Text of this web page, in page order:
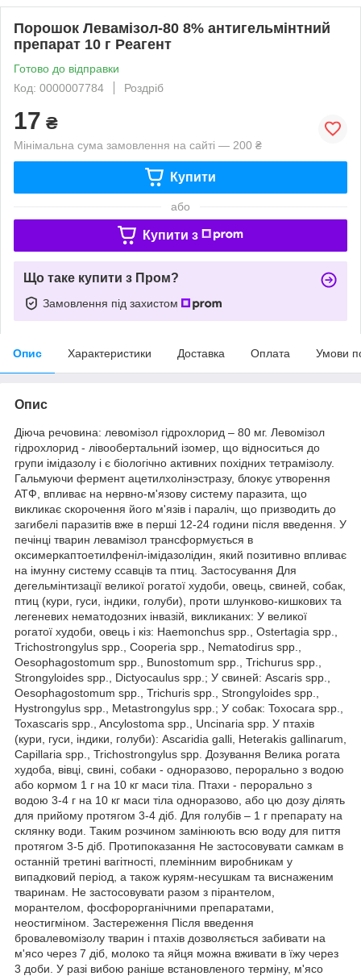
Порошок Левамізол-80 8% антигельмінтний
препарат 10 г Реагент
Готово до відправки
Код: 0000007784
Роздріб
17 ₴
Мінімальна сума замовлення на сайті — 200 ₴
Купити
або
Купити з
Що таке купити з Пром?
Замовлення під захистом
Опис Характеристики Доставка Оплата Умови
Опис
Діюча речовина: левомізол гідрохлорид – 80 мг. Левомізол
гідрохлорид - лівообертальний ізомер, що відноситься до
групи імідазолу і є біологічно активних похідних тетрамізолу.
Гальмуючи фермент ацетилхолінэстразу, блокує утворення
АТФ, впливає на нервно-м'язову систему паразита, що
викликає скорочення його м'язів і параліч, що призводить до
загибелі паразитів вже в перші 12-24 години після введення. У
печінці тварин левамізол трансформується в
оксимеркаптоетилфеніл-імідазолідин, який позитивно впливає
на імунну систему ссавців та птиц. Застосування Для
дегельмінтизації великої рогатої худоби, овець, свиней, собак,
птиц (кури, гуси, індики, голуби), проти шлунково-кишкових та
легеневих нематодозних інвазій, викликаних: У великої
рогатої худоби, овець і кіз: Haemonchus spp., Ostertagia spp.,
Trichostrongylus spp., Cooperia spp., Nematodirus spp.,
Oesophagostomum spp., Bunostomum spp., Trichurus spp.,
Strongyloides spp., Dictyocaulus spp.; У свиней: Ascaris spp.,
Oesophagostomum spp., Trichuris spp., Strongyloides spp.,
Hystrongylus spp., Metastrongylus spp.; У собак: Toxocara spp.,
Toxascaris spp., Ancylostoma spp., Uncinaria spp. У птахів
(кури, гуси, індики, голуби): Ascaridia galli, Heterakis gallinarum,
Capillaria spp., Trichostrongylus spp. Дозування Велика рогата
худоба, вівці, свині, собаки - одноразово, перорально з водою
або кормом 1 г на 10 кг маси тіла. Птахи - перорально з
водою 3-4 г на 10 кг маси тіла одноразово, або цю дозу ділять
для прийому протягом 3-4 діб. Для голубів – 1 г препарату на
склянку води. Таким розчином замінюють всю воду для пиття
протягом 3-5 діб. Протипоказання Не застосовувати самкам в
останній третині вагітності, племінним виробникам у
випадковий період, а також курям-несушкам та виснаженим
тваринам. Не застосовувати разом з пірантелом,
морантелом, фосфорорганічними препаратами,
неостигміном. Застереження Після введення
бровалевомізолу тварин і птахів дозволяється забивати на
м'ясо через 7 діб, молоко та яйця можна вживати в їжу через
3 доби. У разі вибою раніше встановленого терміну, м'ясо